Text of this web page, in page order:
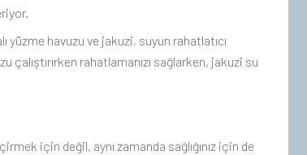
yüzme havuzu ve jakuzi, suyun rahatlatıcı
çalıştırırken rahatlamanızı sağlarken, jakuzi su
için değil, aynı zamanda sağlığınız için de